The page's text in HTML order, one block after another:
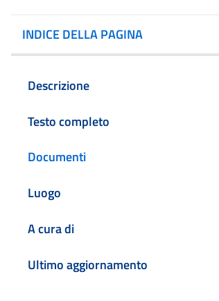
INDICE DELLA PAGINA
Descrizione
Testo completo
Documenti
Luogo
A cura di
Ultimo aggiornamento